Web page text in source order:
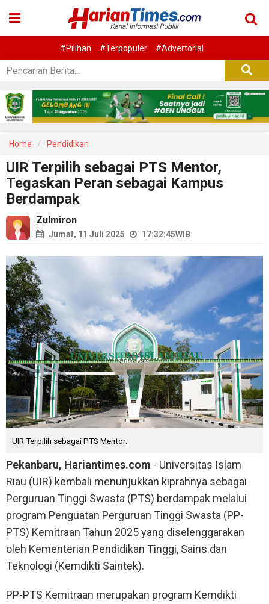
#Pilihan #Terpopuler #Advertorial
Home Pendidikan
UIR Terpilih sebagai PTS Mentor,
Tegaskan Peran sebagai Kampus
Berdampak
Zulmiron
Jumat, 11 Juli 2025 17:32:45WIB
UIR Terpilih sebagai PTS Mentor.
Pekanbaru, Hariantimes.com - Universitas Islam
Riau (UIR) kembali menunjukkan kiprahnya sebagai
Perguruan Tinggi Swasta (PTS) berdampak melalui
program Penguatan Perguruan Tinggi Swasta (PP-
PTS) Kemitraan Tahun 2025 yang diselenggarakan
oleh Kementerian Pendidikan Tinggi, Sains.dan
Teknologi (Kemdikti Saintek).
PP-PTS Kemitraan merupakan program Kemdikti